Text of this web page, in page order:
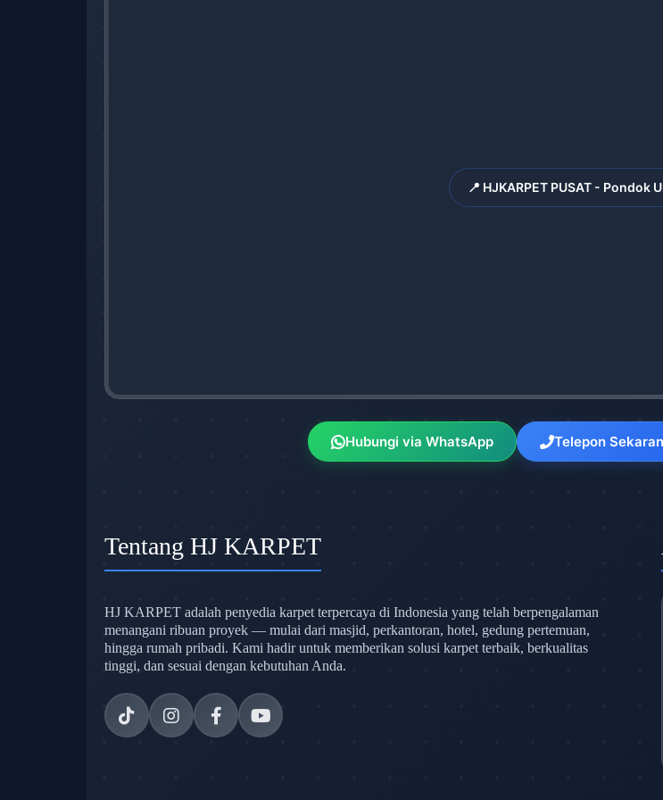
📍 HJKARPET PUSAT - Pondok
Hubungi via WhatsApp Telepon
Tentang HJ KARPET
HJ KARPET adalah penyedia karpet terpercaya di Indonesia yang telah berpengalaman
menangani ribuan proyek — mulai dari masjid, perkantoran, hotel, gedung pertemuan,
hingga rumah pribadi. Kami hadir untuk memberikan solusi karpet terbaik, berkualitas
tinggi, dan sesuai dengan kebutuhan Anda.